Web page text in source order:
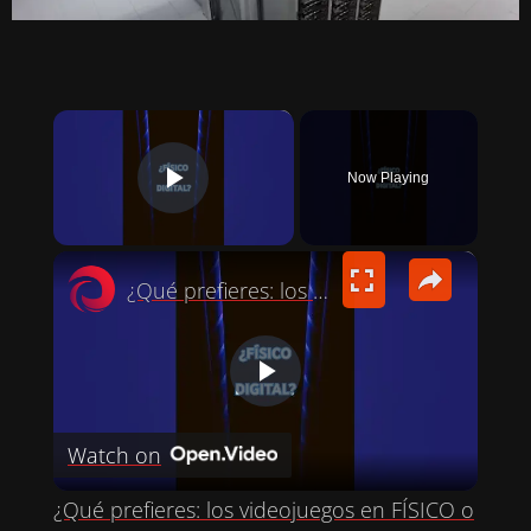
×
PLAY VIDEO
Now Playing
×
P
¿Qué prefieres: los videojuegos en FÍSICO o DIGITAL?
Watch on
¿Qué prefieres: los videojuegos en FÍSICO o